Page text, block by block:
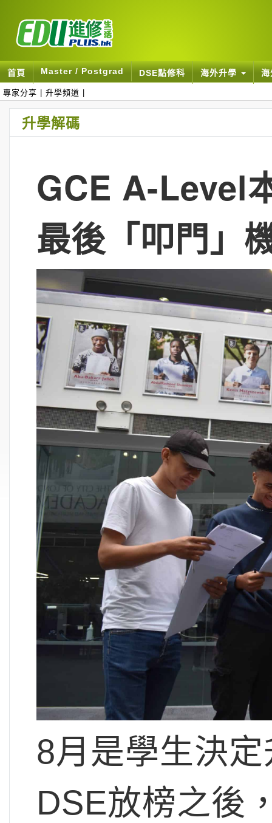
首頁 Master / Postgrad DSE點修科 海外升學
專家分享 升學頻道
升學解碼
GCE A-Level
最後「叩門」
8月是學生決
DSE放榜之後